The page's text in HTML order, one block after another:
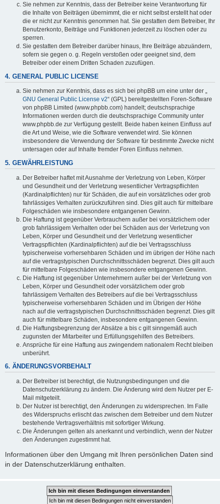
Sie nehmen zur Kenntnis, dass der Betreiber keine Verantwortung für
die Inhalte von Beiträgen übernimmt, die er nicht selbst erstellt hat oder
die er nicht zur Kenntnis genommen hat. Sie gestatten dem Betreiber, Ihr
Benutzerkonto, Beiträge und Funktionen jederzeit zu löschen oder zu
sperren.
Sie gestatten dem Betreiber darüber hinaus, Ihre Beiträge abzuändern,
sofern sie gegen o. g. Regeln verstoßen oder geeignet sind, dem
Betreiber oder einem Dritten Schaden zuzufügen.
4. GENERAL PUBLIC LICENSE
Sie nehmen zur Kenntnis, dass es sich bei phpBB um eine unter der „
GNU General Public License v2“ (GPL) bereitgestellten Foren-Software
von phpBB Limited (www.phpbb.com) handelt; deutschsprachige
Informationen werden durch die deutschsprachige Community unter
www.phpbb.de zur Verfügung gestellt. Beide haben keinen Einfluss auf
die Art und Weise, wie die Software verwendet wird. Sie können
insbesondere die Verwendung der Software für bestimmte Zwecke nicht
untersagen oder auf Inhalte fremder Foren Einfluss nehmen.
5. GEWÄHRLEISTUNG
Der Betreiber haftet mit Ausnahme der Verletzung von Leben, Körper
und Gesundheit und der Verletzung wesentlicher Vertragspflichten
(Kardinalpflichten) nur für Schäden, die auf ein vorsätzliches oder grob
fahrlässiges Verhalten zurückzuführen sind. Dies gilt auch für mittelbare
Folgeschäden wie insbesondere entgangenen Gewinn.
Die Haftung ist gegenüber Verbrauchern außer bei vorsätzlichem oder
grob fahrlässigem Verhalten oder bei Schäden aus der Verletzung von
Leben, Körper und Gesundheit und der Verletzung wesentlicher
Vertragspflichten (Kardinalpflichten) auf die bei Vertragsschluss
typischerweise vorhersehbaren Schäden und im übrigen der Höhe nach
auf die vertragstypischen Durchschnittsschäden begrenzt. Dies gilt auch
für mittelbare Folgeschäden wie insbesondere entgangenen Gewinn.
Die Haftung ist gegenüber Unternehmern außer bei der Verletzung von
Leben, Körper und Gesundheit oder vorsätzlichem oder grob
fahrlässigem Verhalten des Betreibers auf die bei Vertragsschluss
typischerweise vorhersehbaren Schäden und im Übrigen der Höhe
nach auf die vertragstypischen Durchschnittsschäden begrenzt. Dies gilt
auch für mittelbare Schäden, insbesondere entgangenen Gewinn.
Die Haftungsbegrenzung der Absätze a bis c gilt sinngemäß auch
zugunsten der Mitarbeiter und Erfüllungsgehilfen des Betreibers.
Ansprüche für eine Haftung aus zwingendem nationalem Recht bleiben
unberührt.
6. ÄNDERUNGSVORBEHALT
Der Betreiber ist berechtigt, die Nutzungsbedingungen und die
Datenschutzerklärung zu ändern. Die Änderung wird dem Nutzer per E-
Mail mitgeteilt.
Der Nutzer ist berechtigt, den Änderungen zu widersprechen. Im Falle
des Widerspruchs erlischt das zwischen dem Betreiber und dem Nutzer
bestehende Vertragsverhältnis mit sofortiger Wirkung.
Die Änderungen gelten als anerkannt und verbindlich, wenn der Nutzer
den Änderungen zugestimmt hat.
Informationen über den Umgang mit Ihren persönlichen Daten sind
in der Datenschutzerklärung enthalten.